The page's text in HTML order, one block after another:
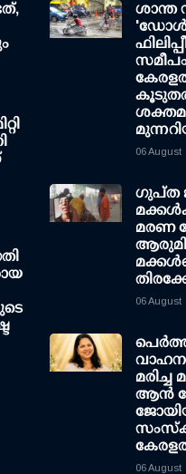
ശാന്ത
06 August
ഗുപ്ത
മരണ
06 August
ആൻ
06 August